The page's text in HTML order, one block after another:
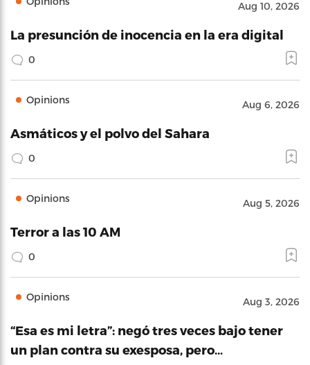
Aug 10, 2026
La presunción de inocencia en la era digital
0
Opinions Aug 6, 2026
Asmáticos y el polvo del Sahara
0
Opinions Aug 5, 2026
Terror a las 10 AM
0
Opinions Aug 3, 2026
“Esa es mi letra”: negó tres veces bajo tener
un plan contra su exesposa, pero…